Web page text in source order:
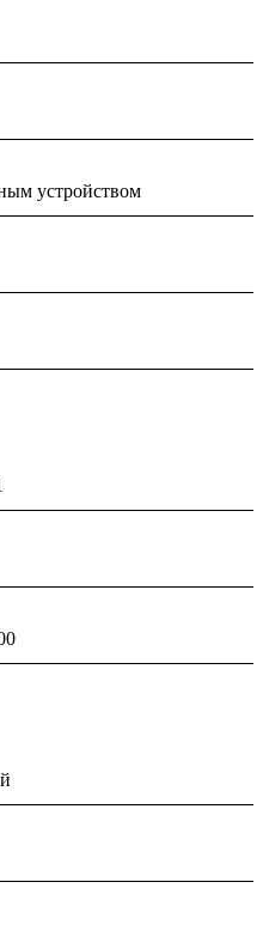
устройством